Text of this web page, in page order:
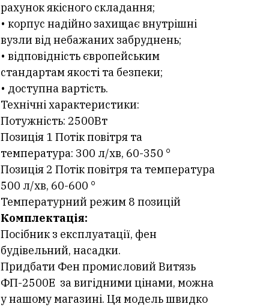
рахунок якісного складання;
• корпус надійно захищає внутрішні
вузли від небажаних забруднень;
• відповідність європейським
стандартам якості та безпеки;
• доступна вартість.
Технічні характеристики:
Потужність: 2500Вт
Позиція 1 Потік повітря та
температура: 300 л/хв, 60-350 °
Позиція 2 Потік повітря та температура
500 л/хв, 60-600 °
Температурний режим 8 позицій
Комплектація:
Посібник з експлуатації, фен
будівельний, насадки.
Придбати Фен промисловий Витязь
ФП-2500Е за вигідними цінами, можна
у нашому магазині. Ця модель швидко